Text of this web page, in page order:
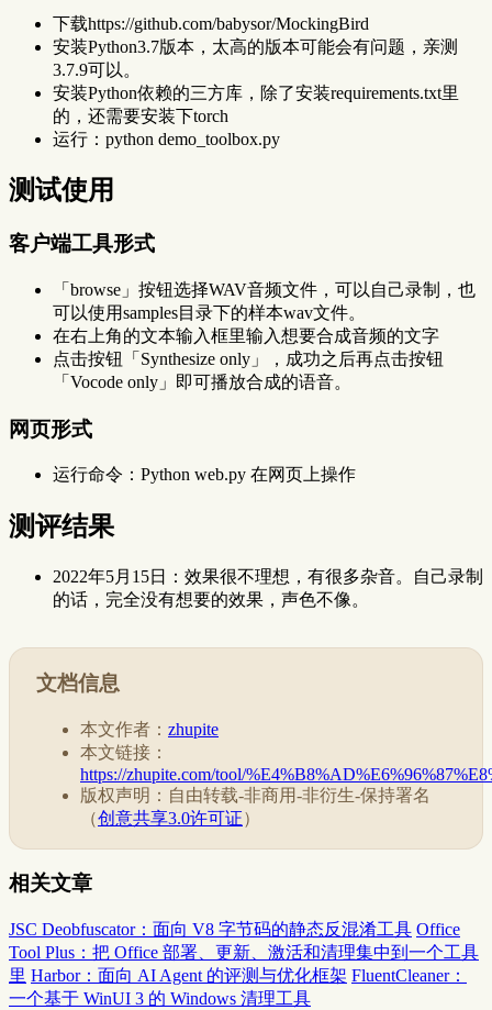
下载https://github.com/babysor/MockingBird
安装Python3.7版本，太高的版本可能会有问题，亲测
3.7.9可以。
安装Python依赖的三方库，除了安装requirements.txt里
的，还需要安装下torch
运行：python demo_toolbox.py
测试使用
客户端工具形式
「browse」按钮选择WAV音频文件，可以自己录制，也
可以使用samples目录下的样本wav文件。
在右上角的文本输入框里输入想要合成音频的文字
点击按钮「Synthesize only」，成功之后再点击按钮
「Vocode only」即可播放合成的语音。
网页形式
运行命令：Python web.py 在网页上操作
测评结果
2022年5月15日：效果很不理想，有很多杂音。自己录制
的话，完全没有想要的效果，声色不像。
文档信息
本文作者： zhupite
本文链接：
https://zhupite.com/tool/
版权声明：自由转载-非商用-非衍生-保持署名
（创意共享3.0许可证）
相关文章
JSC Deobfuscator：面向 V8 字节码的静态反混淆工具 Office
Tool Plus：把 Office 部署、更新、激活和清理集中到一个工具
里 Harbor：面向 AI Agent 的评测与优化框架 FluentCleaner：
一个基于 WinUI 3 的 Windows 清理工具